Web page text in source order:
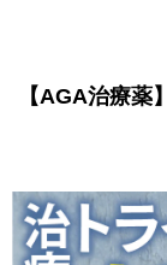
【AGA治療薬